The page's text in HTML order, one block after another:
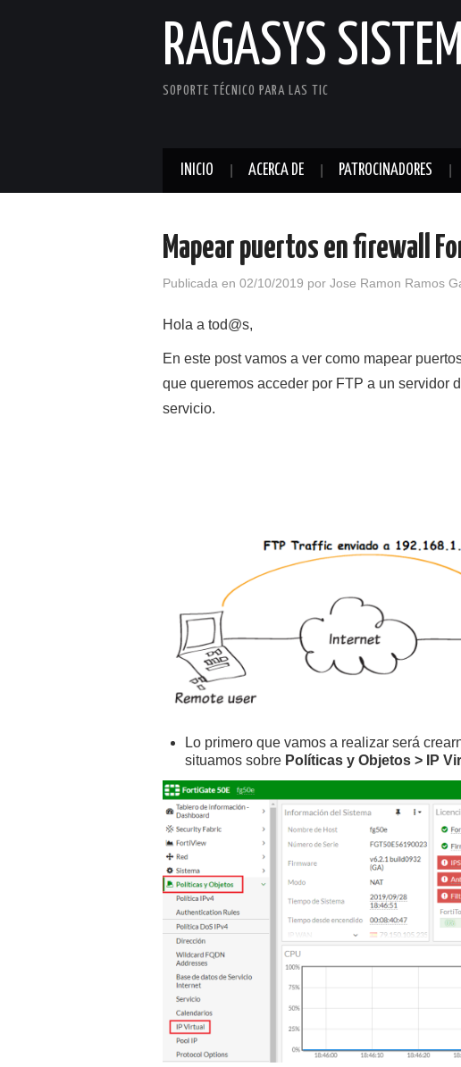
RAGASYS
SOPORTE TÉCNICO PARA LAS TIC
INICIO ACERCA DE PATROCINADORES
Mapear puertos en firewall
Publicada en 02/10/2019 por Jose Ramon Ramos
Hola a tod@s,
En este post vamos a ver como mapear
que queremos acceder por FTP a un servidor
servicio.
Lo primero que vamos a realizar será
situamos sobre Políticas y Objetos > IP